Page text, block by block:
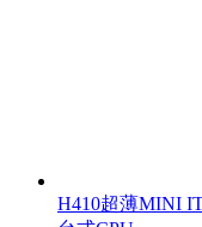
H410超薄MINI